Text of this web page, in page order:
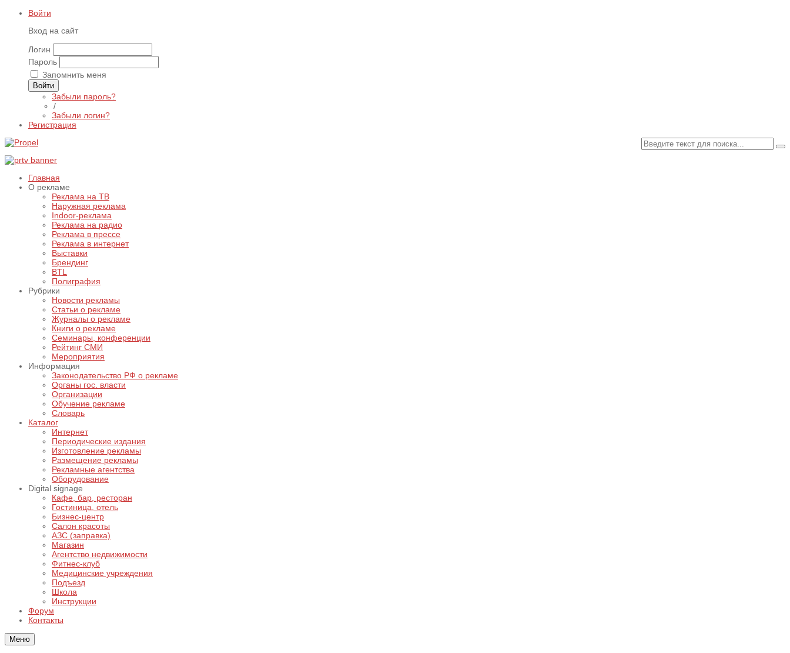
Войти
Вход на сайт
Логин
Пароль
Запомнить меня
Войти
Забыли пароль?
/
Забыли логин?
Регистрация
Главная
О рекламе
Реклама на ТВ
Наружная реклама
Indoor-реклама
Реклама на радио
Реклама в прессе
Реклама в интернет
Выставки
Брендинг
BTL
Полиграфия
Рубрики
Новости рекламы
Статьи о рекламе
Журналы о рекламе
Книги о рекламе
Семинары, конференции
Рейтинг СМИ
Мероприятия
Информация
Законодательство РФ о рекламе
Органы гос. власти
Организации
Обучение рекламе
Словарь
Каталог
Интернет
Периодические издания
Изготовление рекламы
Размещение рекламы
Рекламные агентства
Оборудование
Digital signage
Кафе, бар, ресторан
Гостиница, отель
Бизнес-центр
Салон красоты
АЗС (заправка)
Магазин
Агентство недвижимости
Фитнес-клуб
Медицинские учреждения
Подъезд
Школа
Инструкции
Форум
Контакты
Меню